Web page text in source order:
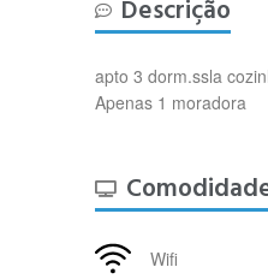
Descrição
apto 3 dorm.ssla
Apenas 1 moradora
Wifi